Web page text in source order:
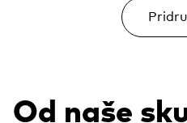
Od naše